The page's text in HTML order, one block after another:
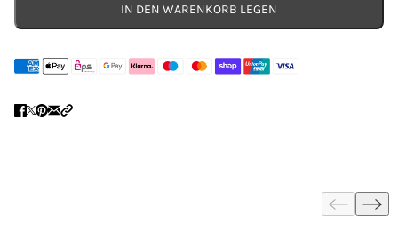
IN DEN WARENKORB LEGEN